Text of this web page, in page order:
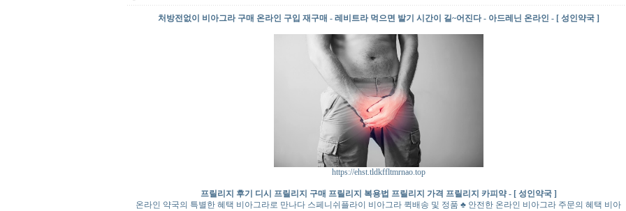
처방전없이 비아그라 구매 온라인 구입 재구매 - 레비트라 먹으면 발기 시간이 길~어진다 - 아드레닌 온라인 - [ 성인약국 ]
https://ehst.tldkffltmrnao.top
프릴리지 후기 디시 프릴리지 구매 프릴리지 복용법 프릴리지 가격 프릴리지 카피약 - [ 성인약국 ]
온라인 약국의 특별한 혜택 비아그라로 만나다 스페니쉬플라이 비아그라 퀵배송 및 정품 ♣ 안전한 온라인 비아그라 주문의 혜택 비아